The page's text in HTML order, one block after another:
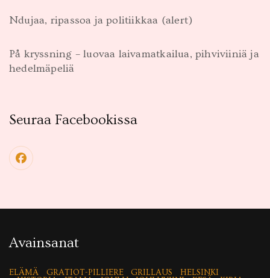
Ndujaa, ripassoa ja politiikkaa (alert)
På kryssning – luovaa laivamatkailua, pihviviiniä ja
hedelmäpeliä
Seuraa Facebookissa
Avainsanat
ELÄMÄ GRATIOT-PILLIERE GRILLAUS
HELSINKI